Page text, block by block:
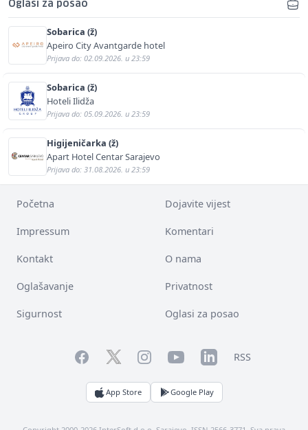
Oglasi za posao
Sobarica (ž)
Apeiro City Avantgarde hotel
Prijava do: 02.09.2026. u 23:59
Sobarica (ž)
Hoteli Ilidža
Prijava do: 05.09.2026. u 23:59
Higijeničarka (ž)
Apart Hotel Centar Sarajevo
Prijava do: 31.08.2026. u 23:59
Početna Dojavite vijest
Impressum Komentari
Kontakt O nama
Oglašavanje Privatnost
Sigurnost Oglasi za posao
FacebookTwitterInstagramYouTubeLinkedInRSS
App Store Google Play